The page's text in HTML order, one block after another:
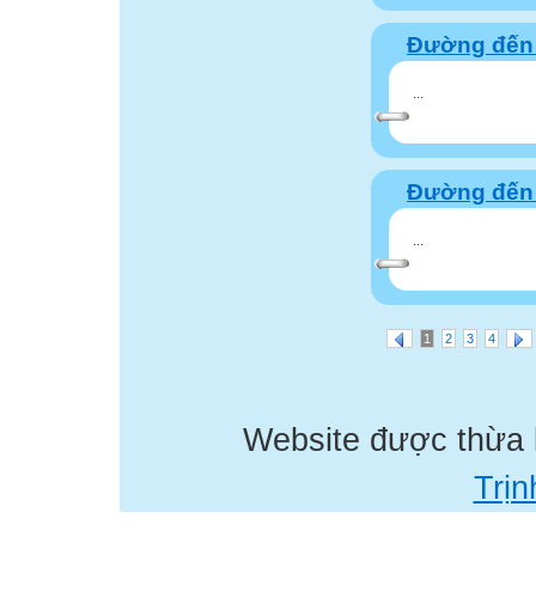
Đường đến
...
Đường đến
...
1 2 3 4
Website được